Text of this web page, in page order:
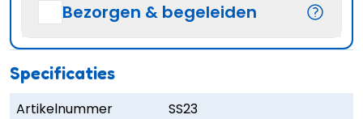
Bezorgen & begeleiden
Specificaties
Artikelnummer
SS23